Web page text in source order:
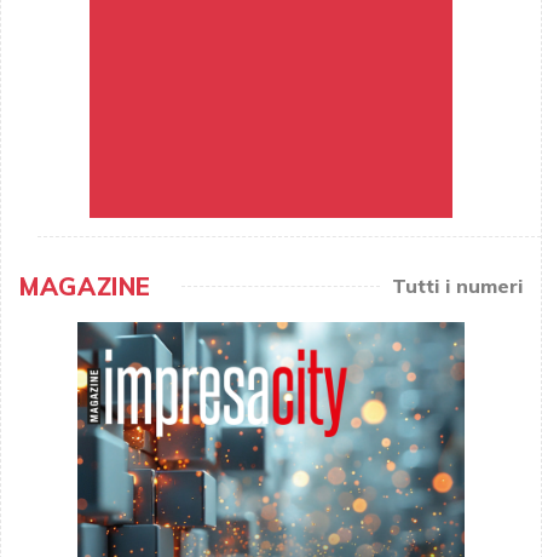
MAGAZINE Tutti i numeri